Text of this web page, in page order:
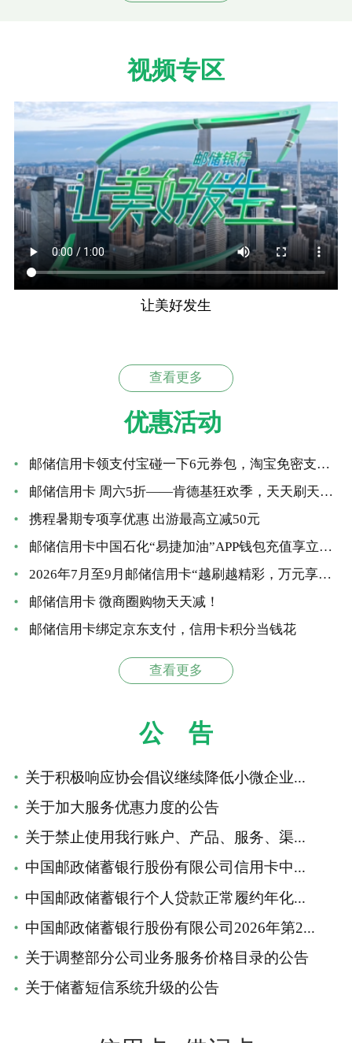
视频专区
让美好发生
查看更多
优惠活动
邮储信用卡领支付宝碰一下6元券包，淘宝免密支付立减6元
邮储信用卡 周六5折——肯德基狂欢季，天天刷天天减！
携程暑期专项享优惠 出游最高立减50元
邮储信用卡中国石化“易捷加油”APP钱包充值享立减 最高优惠66元
2026年7月至9月邮储信用卡“越刷越精彩，万元享好礼”大额达标营销活动
邮储信用卡 微商圈购物天天减！
邮储信用卡绑定京东支付，信用卡积分当钱花
查看更多
公 告
关于积极响应协会倡议继续降低小微企业...
关于加大服务优惠力度的公告
关于禁止使用我行账户、产品、服务、渠...
中国邮政储蓄银行股份有限公司信用卡中...
中国邮政储蓄银行个人贷款正常履约年化...
中国邮政储蓄银行股份有限公司2026年第2...
关于调整部分公司业务服务价格目录的公告
关于储蓄短信系统升级的公告